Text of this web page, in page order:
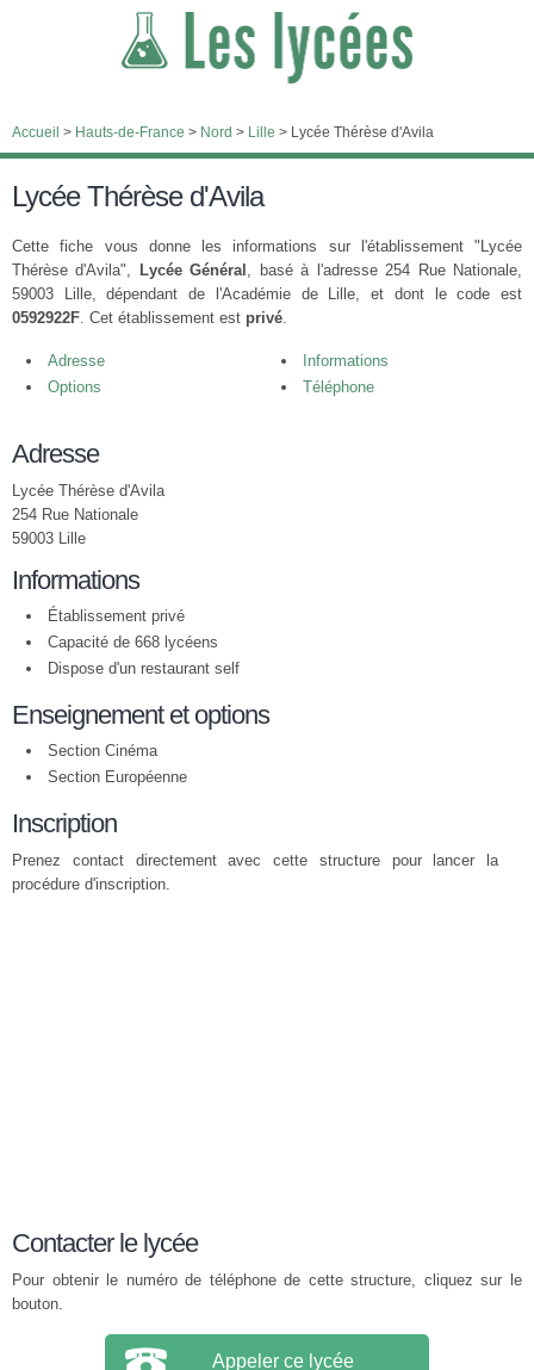
Accueil > Hauts-de-France > Nord > Lille > Lycée Thérèse d'Avila
Lycée Thérèse d'Avila
Cette fiche vous donne les informations sur l'établissement "Lycée
Thérèse d'Avila",
Lycée Général , basé à l'adresse 254 Rue Nationale,
59003 Lille, dépendant de l'Académie de Lille, et dont le code est
0592922F. Cet établissement est privé.
Adresse
Informations
Options
Téléphone
Adresse
Lycée Thérèse d'Avila
254 Rue Nationale
59003 Lille
Informations
Établissement privé
Capacité de 668 lycéens
Dispose d'un restaurant self
Enseignement et options
Section Cinéma
Section Européenne
Inscription
Prenez contact directement avec cette structure pour lancer la
procédure d'inscription.
Contacter le lycée
Pour obtenir le numéro de téléphone de cette structure, cliquez sur le
bouton.
Appeler ce lycée